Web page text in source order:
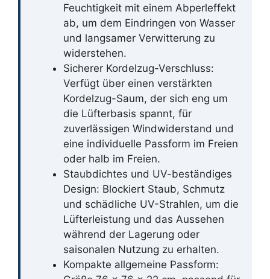
Feuchtigkeit mit einem Abperleffekt
ab, um dem Eindringen von Wasser
und langsamer Verwitterung zu
widerstehen.
Sicherer Kordelzug-Verschluss:
Verfügt über einen verstärkten
Kordelzug-Saum, der sich eng um
die Lüfterbasis spannt, für
zuverlässigen Windwiderstand und
eine individuelle Passform im Freien
oder halb im Freien.
Staubdichtes und UV-beständiges
Design: Blockiert Staub, Schmutz
und schädliche UV-Strahlen, um die
Lüfterleistung und das Aussehen
während der Lagerung oder
saisonalen Nutzung zu erhalten.
Kompakte allgemeine Passform: